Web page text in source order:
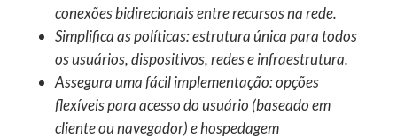
conexões bidirecionais entre recursos na rede.
Simplifica as políticas: estrutura única para todos
os usuários, dispositivos, redes e infraestrutura.
Assegura uma fácil implementação: opções
flexíveis para acesso do usuário (baseado em
cliente ou navegador) e hospedagem